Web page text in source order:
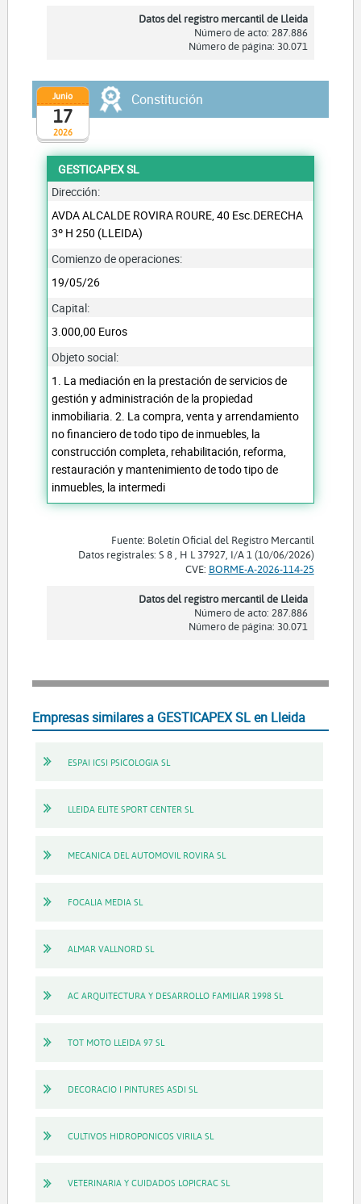
Datos del registro mercantil de Lleida
Número de acto: 287.886
Número de página: 30.071
2026
Junio
17
Constitución
GESTICAPEX SL
Dirección:
AVDA ALCALDE ROVIRA ROURE, 40 Esc.DERECHA
3º H 250 (LLEIDA)
Comienzo de operaciones:
19/05/26
Capital:
3.000,00 Euros
Objeto social:
1. La mediación en la prestación de servicios de
gestión y administración de la propiedad
inmobiliaria. 2. La compra, venta y arrendamiento
no financiero de todo tipo de inmuebles, la
construcción completa, rehabilitación, reforma,
restauración y mantenimiento de todo tipo de
inmuebles, la intermedi
Fuente: Boletín Oficial del Registro Mercantil
Datos registrales: S 8 , H L 37927, I/A 1 (10/06/2026)
CVE: BORME-A-2026-114-25
Datos del registro mercantil de Lleida
Número de acto: 287.886
Número de página: 30.071
Empresas similares a GESTICAPEX SL en Lleida
ESPAI ICSI PSICOLOGIA SL
LLEIDA ELITE SPORT CENTER SL
MECANICA DEL AUTOMOVIL ROVIRA SL
FOCALIA MEDIA SL
ALMAR VALLNORD SL
AC ARQUITECTURA Y DESARROLLO FAMILIAR 1998 SL
TOT MOTO LLEIDA 97 SL
DECORACIO I PINTURES ASDI SL
CULTIVOS HIDROPONICOS VIRILA SL
VETERINARIA Y CUIDADOS LOPICRAC SL